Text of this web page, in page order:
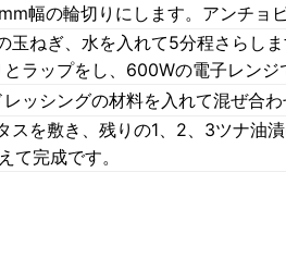
幅の輪切りにします。アンチョ
玉ねぎ、水を入れて5分程さらし
ラップをし、600Wの電子レンジ
ッシングの材料を入れて混ぜ合わ
スを敷き、残りの1、2、3ツナ油
て完成です。